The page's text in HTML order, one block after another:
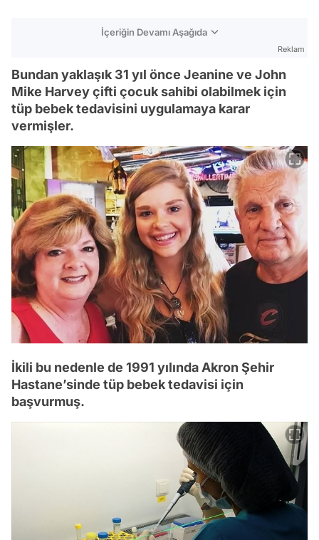
İçeriğin Devamı Aşağıda
Reklam
Bundan yaklaşık 31 yıl önce Jeanine ve John
Mike Harvey çifti çocuk sahibi olabilmek için
tüp bebek tedavisini uygulamaya karar
vermişler.
İkili bu nedenle de 1991 yılında Akron Şehir
Hastane’sinde tüp bebek tedavisi için
başvurmuş.